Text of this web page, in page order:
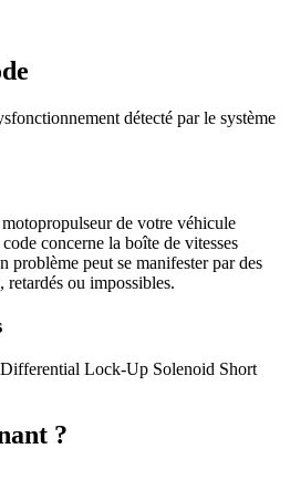
détecté par le système
de votre véhicule
concerne la boîte de vitesses
problème peut se manifester par des
retardés ou impossibles.
Lock-Up Solenoid Short
?